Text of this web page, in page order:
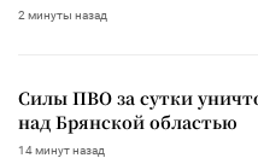
2 минуты назад
Силы ПВО за сутки
над Брянской областью
14 минут назад